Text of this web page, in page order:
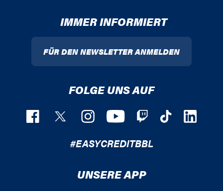
IMMER INFORMIERT
FÜR DEN NEWSLETTER ANMELDEN
FOLGE UNS AUF
#EASYCREDITBBL
UNSERE APP